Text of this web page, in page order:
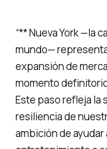
“** Nueva York —la
mundo—
expansión de
momento
Este paso refleja la
resiliencia de
ambición de